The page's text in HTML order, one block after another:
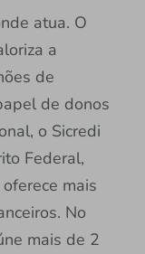
atua. O
a
de
de donos
o Sicredi
Federal,
mais
No
mais de 2